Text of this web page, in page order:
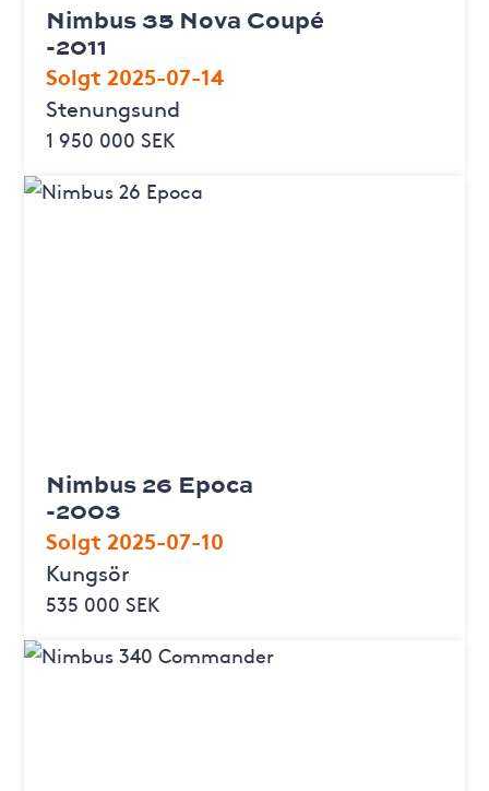
Nimbus 35 Nova Coupé
-2011
Solgt 2025-07-14
Stenungsund
1 950 000 SEK
Nimbus 26 Epoca
-2003
Solgt 2025-07-10
Kungsör
535 000 SEK